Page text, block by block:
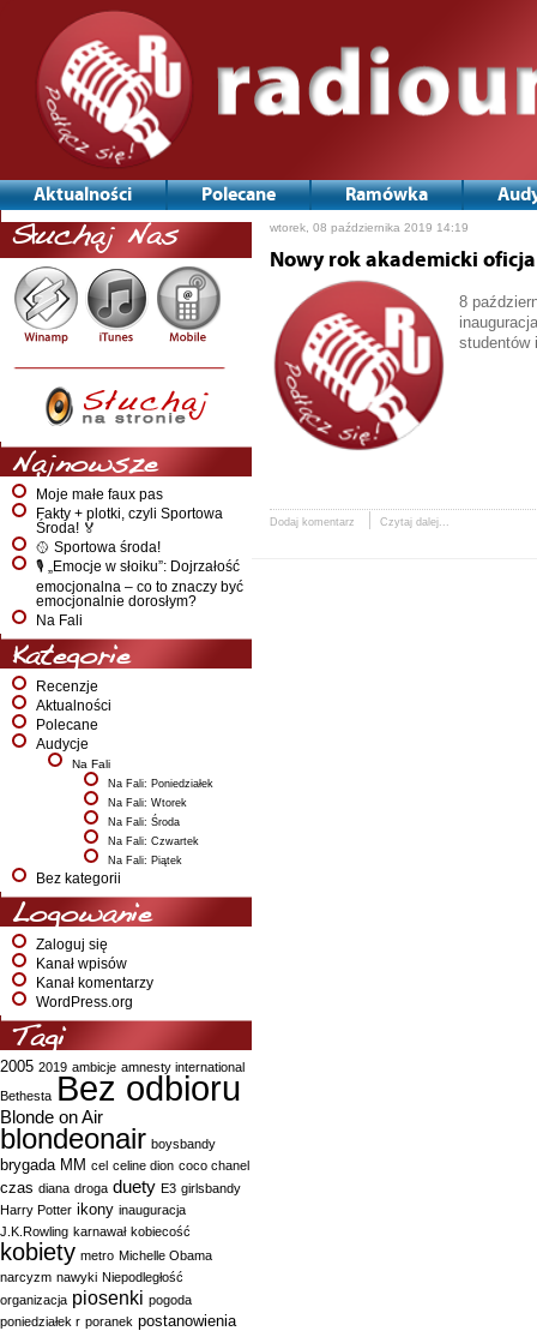
Aktualności Polecane Ramówka
Słuchaj Nas
Najnowsze
Moje małe faux pas
Fakty + plotki, czyli Sportowa
Środa! 🏅
🥎 Sportowa środa!
🎙️ „Emocje w słoiku”: Dojrzałość
emocjonalna – co to znaczy być
emocjonalnie dorosłym?
Na Fali
Kategorie
Recenzje
Aktualności
Polecane
Audycje
Na Fali
Na Fali: Poniedziałek
Na Fali: Wtorek
Na Fali: Środa
Na Fali: Czwartek
Na Fali: Piątek
Bez kategorii
Logowanie
Zaloguj się
Kanał wpisów
Kanał komentarzy
WordPress.org
Tagi
2005 2019 ambicje amnesty international
Bethesta Bez odbioru
Blonde on Air
blondeonair boysbandy
brygada MM cel celine dion coco chanel
czas diana droga duety E3 girlsbandy
Harry Potter ikony inauguracja
J.K.Rowling karnawał kobiecość
kobiety metro Michelle Obama
narcyzm nawyki Niepodległość
organizacja piosenki pogoda
poniedziałek r poranek postanowienia
wtorek, 08 października 2019 14:19
Nowy rok akademicki
8
studentów
Dodaj komentarz Czytaj dalej...